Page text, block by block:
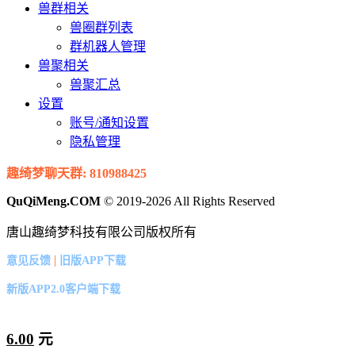
兽群相关
兽圈群列表
群机器人管理
兽聚相关
兽聚汇总
设置
账号/通知设置
隐私管理
趣绮梦聊天群: 810988425
QuQiMeng.COM © 2019-2026 All Rights Reserved
唐山趣绮梦科技有限公司版权所有
意见反馈 | 旧版APP下载
新版APP2.0客户端下载
6.00 元